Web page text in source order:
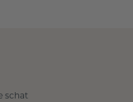
schat